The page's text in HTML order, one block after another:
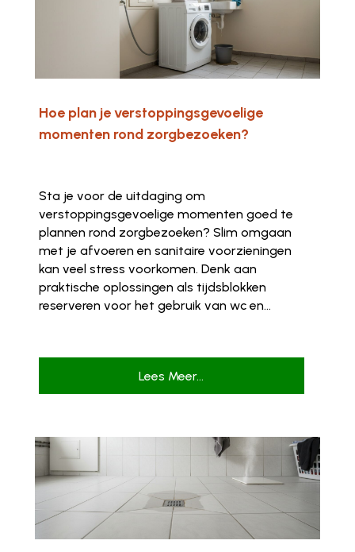
Hoe plan je verstoppingsgevoelige
momenten rond zorgbezoeken?
Sta je voor de uitdaging om
verstoppingsgevoelige momenten goed te
plannen rond zorgbezoeken? Slim omgaan
met je afvoeren en sanitaire voorzieningen
kan veel stress voorkomen. Denk aan
praktische oplossingen als tijdsblokken
reserveren voor het gebruik van wc en...
Lees Meer...